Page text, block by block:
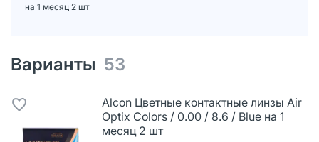
на 1 месяц 2 шт
Варианты 53
Alcon Цветные контактные линзы Air
Optix Colors / 0.00 / 8.6 / Blue на 1
месяц 2 шт